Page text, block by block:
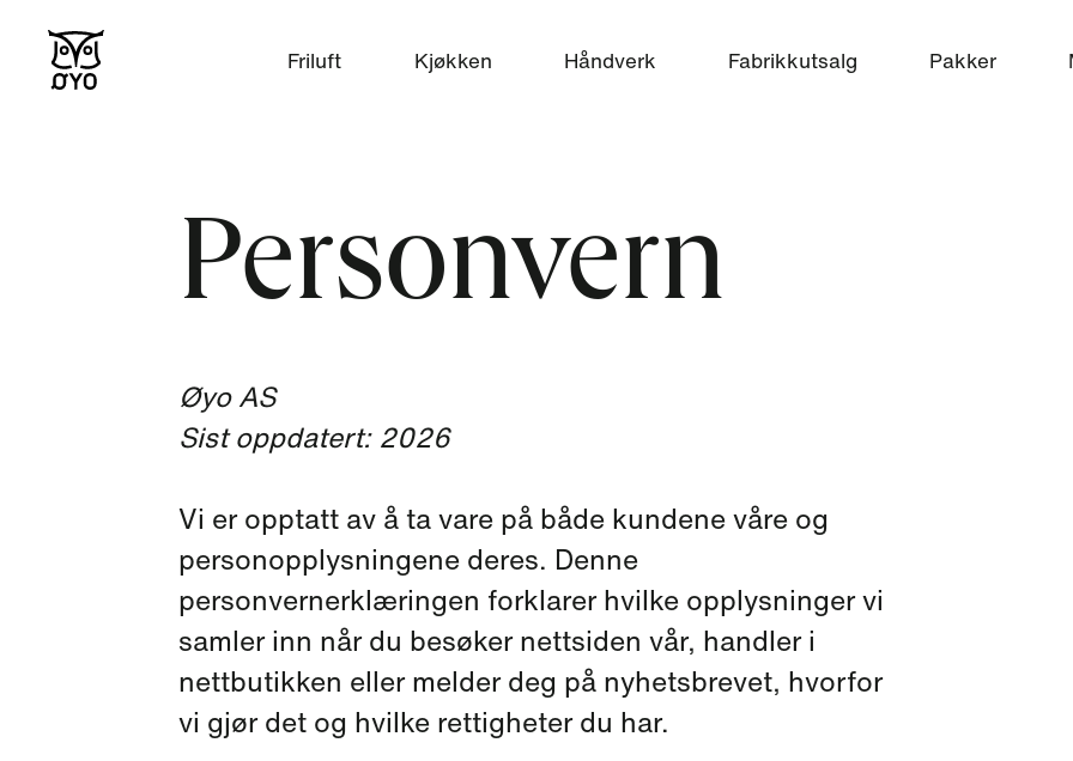
Friluft Kjøkken Håndverk Fabrikkutsalg Pakker
Personvern
Øyo AS
Sist oppdatert: 2026
Vi er opptatt av å ta vare på både kundene våre og
personopplysningene deres. Denne
personvernerklæringen forklarer hvilke opplysninger vi
samler inn når du besøker nettsiden vår, handler i
nettbutikken eller melder deg på nyhetsbrevet, hvorfor
vi gjør det og hvilke rettigheter du har.